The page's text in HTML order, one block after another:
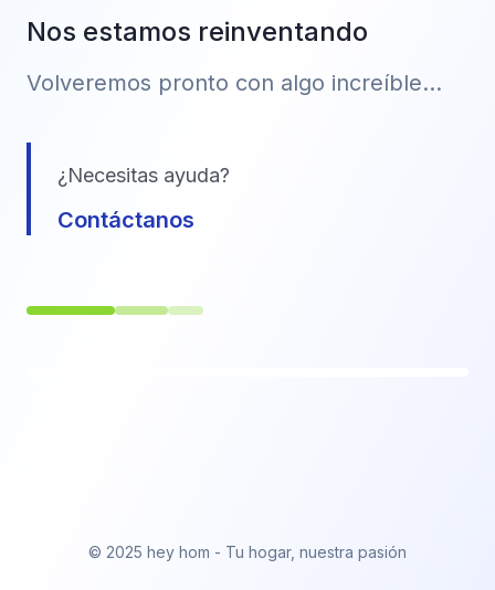
Nos estamos reinventando
Volveremos pronto con algo increíble...
¿Necesitas ayuda?
Contáctanos
© 2025 hey hom - Tu hogar, nuestra pasión